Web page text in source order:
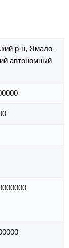
р-н, Ямало-
автономный